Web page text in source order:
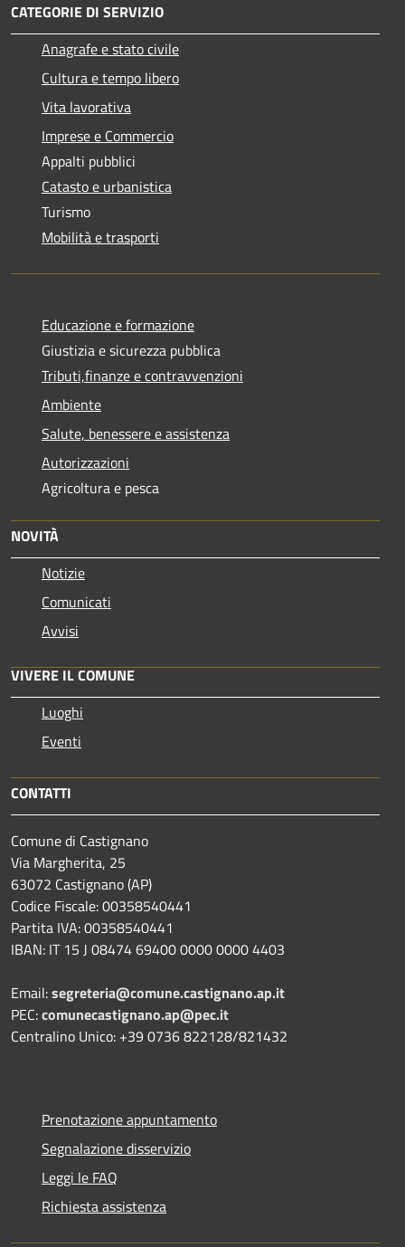
CATEGORIE DI SERVIZIO
Anagrafe e stato civile
Cultura e tempo libero
Vita lavorativa
Imprese e Commercio
Appalti pubblici
Catasto e urbanistica
Turismo
Mobilità e trasporti
Educazione e formazione
Giustizia e sicurezza pubblica
Tributi,finanze e contravvenzioni
Ambiente
Salute, benessere e assistenza
Autorizzazioni
Agricoltura e pesca
NOVITÀ
Notizie
Comunicati
Avvisi
VIVERE IL COMUNE
Luoghi
Eventi
CONTATTI
Comune di Castignano
Via Margherita, 25
63072 Castignano (AP)
Codice Fiscale: 00358540441
Partita IVA: 00358540441
IBAN: IT 15 J 08474 69400 0000 0000 4403
Email:segreteria@comune.castignano.ap.it
PEC:comunecastignano.ap@pec.it
Centralino Unico: +39 0736 822128/821432
Prenotazione appuntamento
Segnalazione disservizio
Leggi le FAQ
Richiesta assistenza